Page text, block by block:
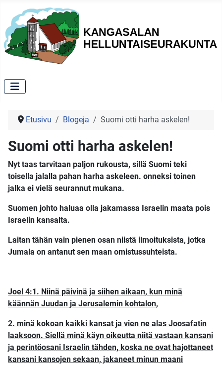
Etusivu Blogeja Suomi otti harha askelen!
Suomi otti harha askelen!
Nyt taas tarvitaan paljon rukousta, sillä Suomi teki
toisella jalalla pahan harha askeleen. onneksi toinen
jalka ei vielä seurannut mukana.
Suomen johto haluaa olla jakamassa Israelin maata pois
Israelin kansalta.
Laitan tähän vain pienen osan niistä ilmoituksista, jotka
Jumala on antanut sen maan omistussuhteista.
Joel 4:1. Niinä päivinä ja siihen aikaan, kun minä
käännän Juudan ja Jerusalemin kohtalon,
2. minä kokoan kaikki kansat ja vien ne alas Joosafatin
laaksoon. Siellä minä käyn oikeutta niitä vastaan kansani
ja perintöosani Israelin tähden, koska ne ovat hajottaneet
kansani kansojen sekaan, jakaneet minun maani